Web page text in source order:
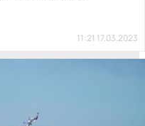
11:21 17.03.2023